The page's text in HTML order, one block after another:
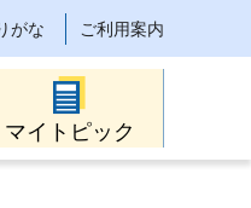
がな ご利用案内
マイトピック